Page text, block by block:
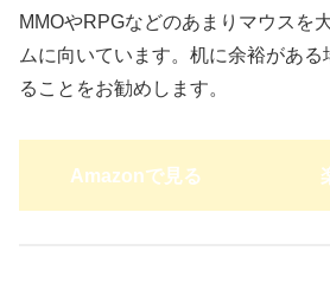
MMOやRPGなどのあまりマウスを
ムに向いています。机に余裕があ
ることをお勧めします。
Amazonで見る